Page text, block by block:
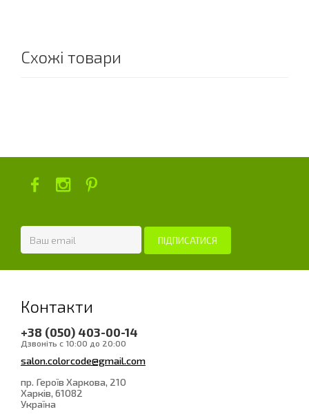
Схожі товари
Контакти
+38 (050) 403-00-14
Дзвоніть с 10:00 до 20:00
salon.colorcode@gmail.com
пр. Героїв Харкова, 210
Харків, 61082
Україна